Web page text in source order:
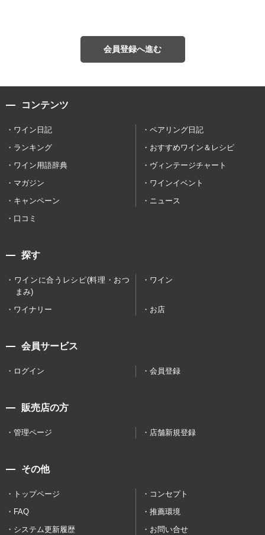
会員登録へ進む
コンテンツ
ワイン日記
ペアリング日記
ランキング
おすすめワイン＆レシピ
ワイン用語辞典
ヴィンテージチャート
マガジン
ワインイベント
キャンペーン
ニュース
口コミ
探す
ワインに合うレシピ(料理・おつ
まみ)
ワイン
ワイナリー お店
会員サービス
ログイン 会員登録
販売店の方
管理ページ 店舗新規登録
その他
トップページ
コンセプト
FAQ
推薦環境
システム更新履歴
お問い合せ